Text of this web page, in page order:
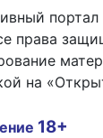
права
на
18+